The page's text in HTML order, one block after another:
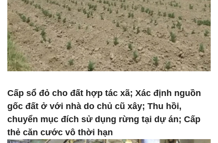
Cấp sổ đỏ cho đất hợp tác xã; Xác định nguồn
gốc đất ở với nhà do chủ cũ xây; Thu hồi,
chuyển mục đích sử dụng rừng tại dự án; Cấp
thẻ căn cước vô thời hạn